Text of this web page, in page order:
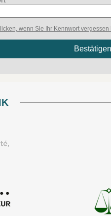
wenn Sie Ihr Kennwort
Bestätigen